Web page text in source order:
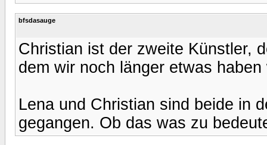
bfsdasauge
Christian ist der zweite Künstler,
dem wir noch länger etwas haben
Lena und Christian sind beide in
gegangen. Ob das was zu